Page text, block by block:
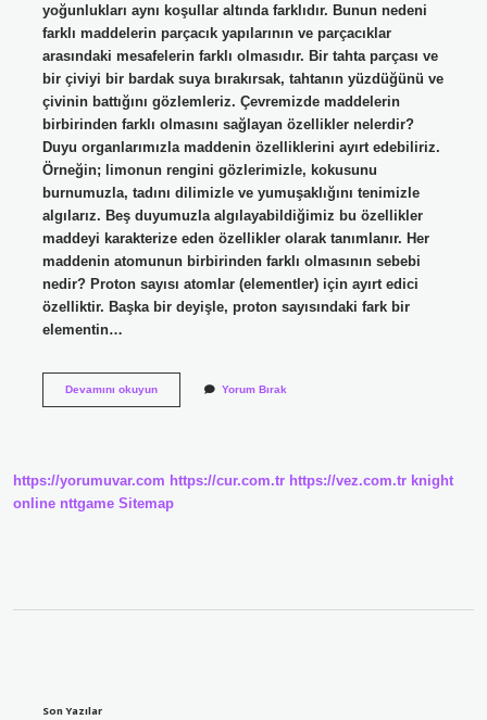
yoğunlukları aynı koşullar altında farklıdır. Bunun nedeni
farklı maddelerin parçacık yapılarının ve parçacıklar
arasındaki mesafelerin farklı olmasıdır. Bir tahta parçası ve
bir çiviyi bir bardak suya bırakırsak, tahtanın yüzdüğünü ve
çivinin battığını gözlemleriz. Çevremizde maddelerin
birbirinden farklı olmasını sağlayan özellikler nelerdir?
Duyu organlarımızla maddenin özelliklerini ayırt edebiliriz.
Örneğin; limonun rengini gözlerimizle, kokusunu
burnumuzla, tadını dilimizle ve yumuşaklığını tenimizle
algılarız. Beş duyumuzla algılayabildiğimiz bu özellikler
maddeyi karakterize eden özellikler olarak tanımlanır. Her
maddenin atomunun birbirinden farklı olmasının sebebi
nedir? Proton sayısı atomlar (elementler) için ayırt edici
özelliktir. Başka bir deyişle, proton sayısındaki fark bir
elementin…
Devamını okuyunMaddelerin Yorum Bırak
https://yorumuvar.com https://cur.com.tr https://vez.com.tr knight
online nttgame Sitemap
Son Yazılar